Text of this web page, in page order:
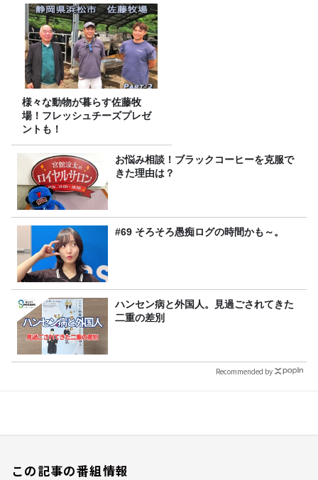
様々な動物が暮らす佐藤牧
場！フレッシュチーズプレゼ
ントも！
お悩み相談！ブラックコーヒーを克服で
きた理由は？
#69 そろそろ愚痴ログの時間かも～。
ハンセン病と外国人。見過ごされてきた
二重の差別
Recommended by
この記事の番組情報